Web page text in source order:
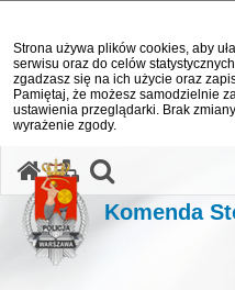
Strona używa plików cookies, aby
serwisu oraz do celów
zgadzasz się na ich użycie oraz
Pamiętaj, że możesz samodzielnie
ustawienia przeglądarki. Brak
wyrażenie zgody.
Komenda